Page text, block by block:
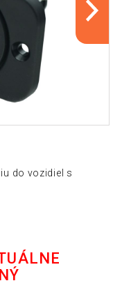
do vozidiel s